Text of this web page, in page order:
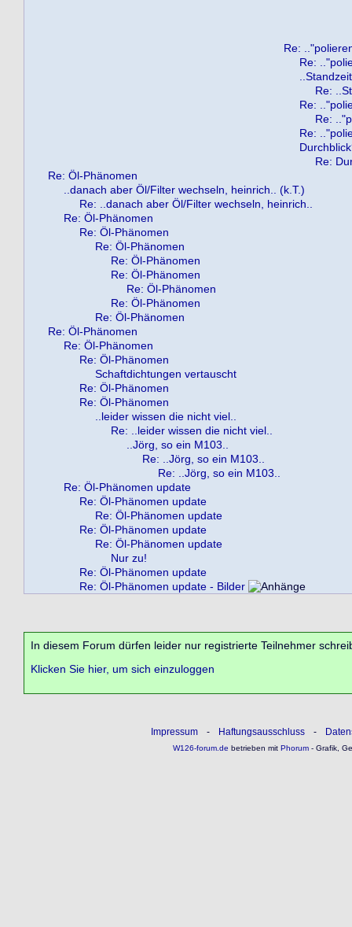
Re:
Re:
Re:
Re:
Re:
Re:
Re:
Re: Öl-Phänomen
..danach aber Öl/Filter wechseln, heinrich.. (k.T.)
Re: ..danach aber Öl/Filter wechseln, heinrich..
Re: Öl-Phänomen
Re: Öl-Phänomen
Re: Öl-Phänomen
Re: Öl-Phänomen
Re: Öl-Phänomen
Re: Öl-Phänomen
Re: Öl-Phänomen
Re: Öl-Phänomen
Re: Öl-Phänomen
Re: Öl-Phänomen
Re: Öl-Phänomen
Schaftdichtungen vertauscht
Re: Öl-Phänomen
Re: Öl-Phänomen
..leider wissen die nicht viel..
Re: ..leider wissen die nicht viel..
..Jörg, so ein M103..
Re: ..Jörg, so ein M103..
Re: ..Jörg, so ein M103..
Re: Öl-Phänomen update
Re: Öl-Phänomen update
Re: Öl-Phänomen update
Re: Öl-Phänomen update
Re: Öl-Phänomen update
Nur zu!
Re: Öl-Phänomen update
Re: Öl-Phänomen update - Bilder
In diesem Forum dürfen leider nur registrierte Teilnehmer
Klicken Sie hier, um sich einzuloggen
Impressum - Haftungsausschluss -
W126-forum.de betrieben mitPhorum- Grafik,